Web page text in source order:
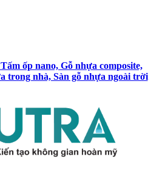
ốp nano, Gỗ nhựa composite,
trong nhà, Sàn gỗ nhựa ngoài trời